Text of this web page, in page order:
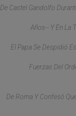
De Castel Gandolfo
Años-- Y En La
El Papa Se Despidió
Fuerzas Del
De Roma Y Confesó